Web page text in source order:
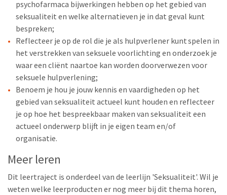
psychofarmaca bijwerkingen hebben op het gebied van
seksualiteit en welke alternatieven je in dat geval kunt
bespreken;
Reflecteer je op de rol die je als hulpverlener kunt spelen in
het verstrekken van seksuele voorlichting en onderzoek je
waar een cliënt naartoe kan worden doorverwezen voor
seksuele hulpverlening;
Benoem je hou je jouw kennis en vaardigheden op het
gebied van seksualiteit actueel kunt houden en reflecteer
je op hoe het bespreekbaar maken van seksualiteit een
actueel onderwerp blijft in je eigen team en/of
organisatie.
Meer leren
Dit leertraject is onderdeel van de leerlijn 'Seksualiteit'. Wil je
weten welke leerproducten er nog meer bij dit thema horen,